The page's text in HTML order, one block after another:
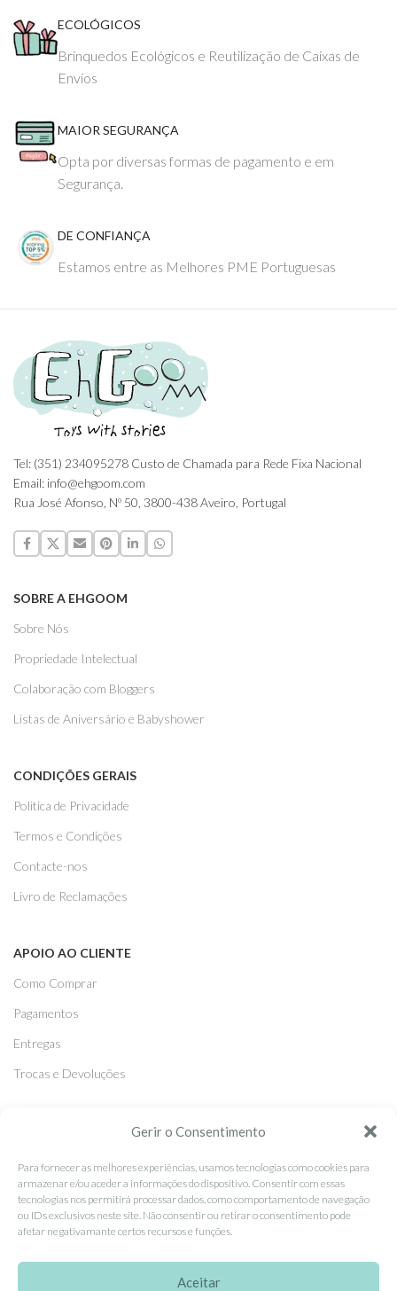
Gerir o Consentimento
Para fornecer as melhores experiências, usamos tecnologias como cookies para
armazenar e/ou aceder a informações do dispositivo. Consentir com essas
tecnologias nos permitirá processar dados, como comportamento de navegação
ou IDs exclusivos neste site. Não consentir ou retirar o consentimento pode
afetar negativamante certos recursos e funções.
Aceitar
ECOLÓGICOS
Brinquedos Ecológicos e Reutilização de Caixas de
Envios
MAIOR SEGURANÇA
Opta por diversas formas de pagamento e em
Segurança.
DE CONFIANÇA
Estamos entre as Melhores PME Portuguesas
Tel: (351) 234095278 Custo de Chamada para Rede Fixa Nacional
Email: info@ehgoom.com
Rua José Afonso, Nº 50, 3800-438 Aveiro, Portugal
SOBRE A EHGOOM
Sobre Nós
Propriedade Intelectual
Colaboração com Bloggers
Listas de Aniversário e Babyshower
CONDIÇÕES GERAIS
Politica de Privacidade
Termos e Condições
Contacte-nos
Livro de Reclamações
APOIO AO CLIENTE
Como Comprar
Pagamentos
Entregas
Trocas e Devoluções
Facebook
Instagram
Pinterest